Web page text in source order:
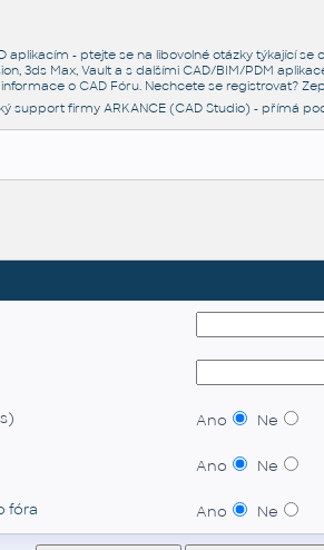
aplikacím - ptejte se na libovolné otázky týkající
3ds Max, Vault a s dalšími CAD/BIM/PDM
o CAD Fóru. Nechcete se registrovat?
support firmy ARKANCE (CAD Studio) - přímá
Ano Ne
Ano Ne
fóra Ano Ne